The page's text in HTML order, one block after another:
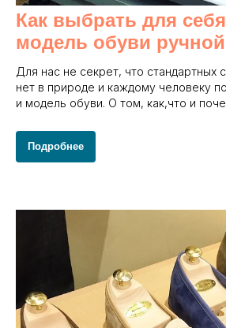
Как выбрать для
модель обуви
Для нас не секрет, что стандартных
нет в природе и каждому человеку
и модель обуви. О том, как,что и
Подробнее